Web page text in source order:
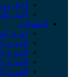
أخبار
أخبار
البطولات
دوري
الدوري
الدوري
الدوري
الدوري